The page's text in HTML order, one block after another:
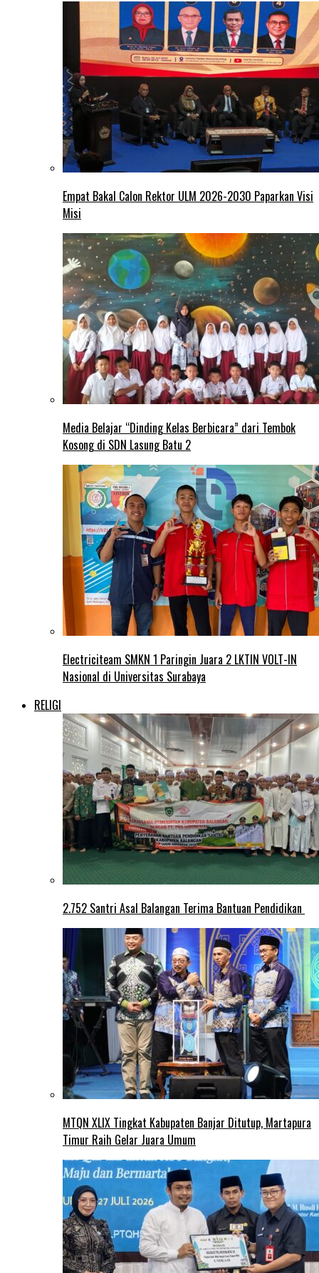
Empat Bakal Calon Rektor ULM 2026-2030 Paparkan Visi
Misi
Media Belajar “Dinding Kelas Berbicara” dari Tembok
Kosong di SDN Lasung Batu 2
Electriciteam SMKN 1 Paringin Juara 2 LKTIN VOLT-IN
Nasional di Universitas Surabaya
RELIGI
2.752 Santri Asal Balangan Terima Bantuan Pendidikan
MTQN XLIX Tingkat Kabupaten Banjar Ditutup, Martapura
Timur Raih Gelar Juara Umum